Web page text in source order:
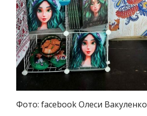
Фото: facebook Олеси Вакуленко